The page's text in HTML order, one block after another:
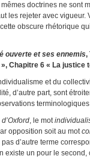
doctrines ne sont
les rejeter avec vigueur.
obscure rhétorique
ouverte et ses ennemis,
», Chapitre 6 « La justice
et du
d’autre part, sont
, le mot
opposition soit au mot
pas d’autre terme
existe un pour le second,